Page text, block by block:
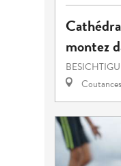
montez
Coutances